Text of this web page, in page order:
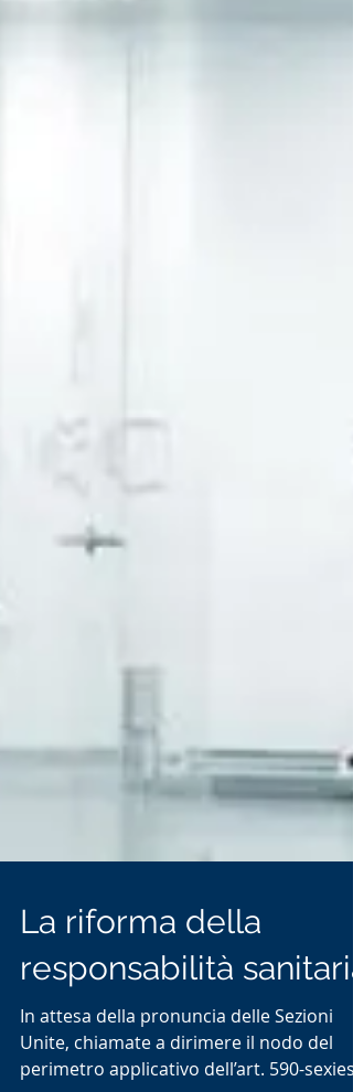
La riforma della
responsabilità sanitaria
In attesa della pronuncia delle Sezioni
Unite, chiamate a dirimere il nodo del